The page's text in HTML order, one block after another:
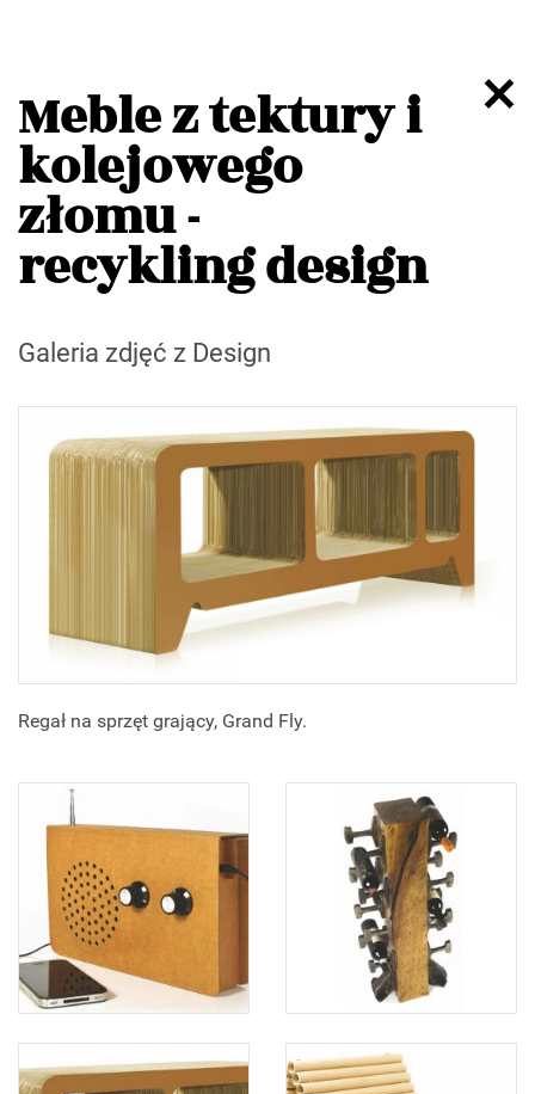
Meble z tektury i
kolejowego
złomu -
recykling design
Galeria zdjęć z Design
Regał na sprzęt grający, Grand Fly.